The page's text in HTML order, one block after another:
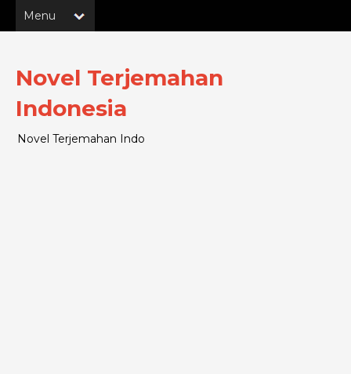
Novel Terjemahan
Indonesia
Novel Terjemahan Indo